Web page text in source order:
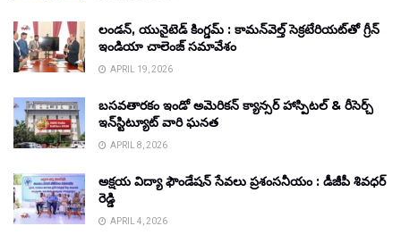
లండన్, యునైటెడ్ కింగ్డమ్ : కామన్‌వెల్త్ సెక్రటేరియట్‌తో గ్రీన్
ఇండియా చాలెంజ్ సమావేశం
APRIL 19, 2026
బసవతారకం ఇండో అమెరికన్ క్యాన్సర్ హాస్పిటల్ & రీసెర్చ్
ఇన్‌స్టిట్యూట్ వారి ఘనత
APRIL 8, 2026
అక్షయ విద్యా ఫౌండేషన్ సేవలు ప్రశంసనీయం : డీజీపీ శివధర్
రెడ్డి
APRIL 4, 2026